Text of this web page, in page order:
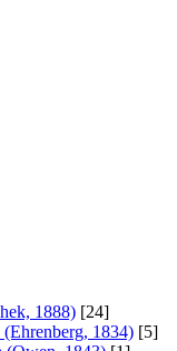
1888) [24]
1834) [5]